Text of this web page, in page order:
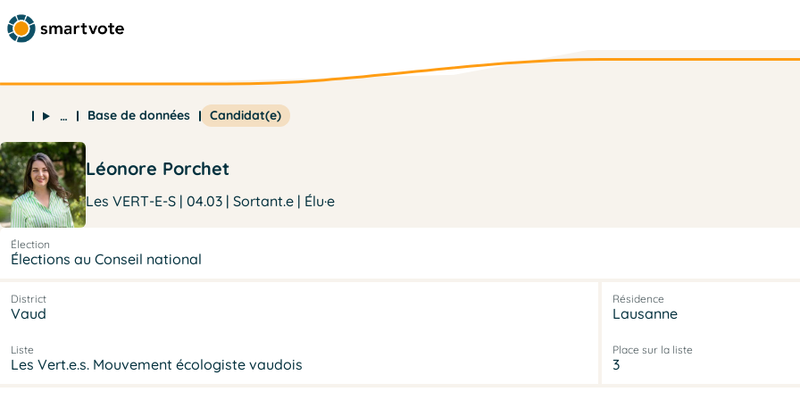
… Base de données Candidat(e)
Léonore Porchet
Les VERT-E-S | 04.03 | Sortant.e | Élu·e
Élection
Élections au Conseil national
District
Vaud
Résidence
Lausanne
Liste
Les Vert.e.s. Mouvement écologiste vaudois
Place sur la liste
3